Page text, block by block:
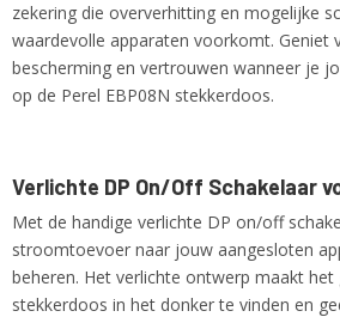
zekering die oververhitting en mogelijke
waardevolle apparaten voorkomt. Geniet
bescherming en vertrouwen wanneer je
op de Perel EBP08N stekkerdoos.
Verlichte DP On/Off Schakelaar
Met de handige verlichte DP on/off
stroomtoevoer naar jouw aangesloten
beheren. Het verlichte ontwerp maakt
stekkerdoos in het donker te vinden en